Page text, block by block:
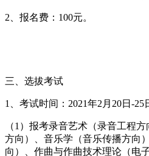
2、报名费：100元。
三、选拔考试
1、考试时间：2021年2月20日-25
（1）报考录音艺术（录音工程
方向）、音乐学（音乐传播方向
向）、作曲与作曲技术理论（电